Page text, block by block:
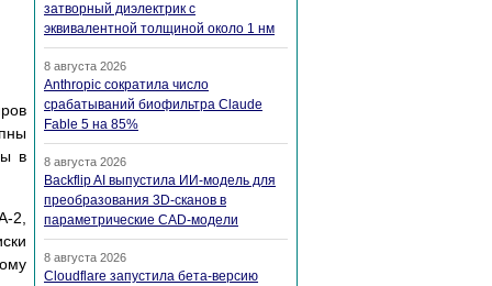
в
2,
затворный диэлектрик с
эквивалентной толщиной около 1 нм
8 августа 2026
Anthropic сократила число
срабатываний биофильтра Claude
Fable 5 на 85%
8 августа 2026
Backflip AI выпустила ИИ-модель для
преобразования 3D-сканов в
параметрические CAD-модели
8 августа 2026
Cloudflare запустила бета-версию